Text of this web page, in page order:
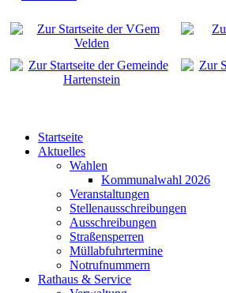
Startseite
Aktuelles
Wahlen
Kommunalwahl 2026
Veranstaltungen
Stellenausschreibungen
Ausschreibungen
Straßensperren
Müllabfuhrtermine
Notrufnummern
Rathaus & Service